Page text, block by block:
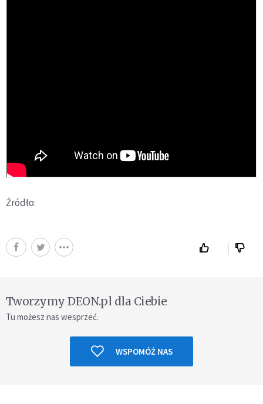
Źródło:
Tworzymy DEON.pl dla Ciebie
Tu możesz nas wesprzeć.
WSPOMÓŻ NAS